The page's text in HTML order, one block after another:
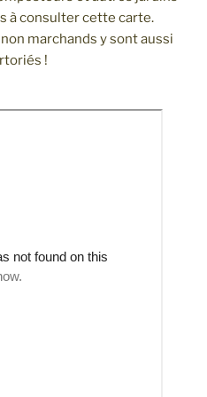
à consulter cette carte.
marchands y sont aussi
!